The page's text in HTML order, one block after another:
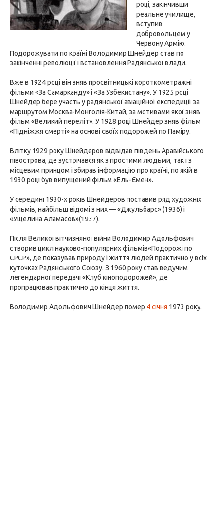
році, закінчивши
реальне училище,
вступив
добровольцем у
Червону Армію.
Подорожувати по країні Володимир Шнейдер став по
закінченні революції і встановлення Радянської влади.
Вже в 1924 році він зняв просвітницькі короткометражні
фільми «За Самарканду» і «За Узбекистану». У 1925 році
Шнейдер бере участь у радянської авіаційної експедиції за
маршрутом Москва-Монголія-Китай, за мотивами якої зняв
фільм «Великий переліт». У 1928 році Шнейдер зняв фільм
«Підніжжя смерті» на основі своїх подорожей по Паміру.
Влітку 1929 року Шнейдеров відвідав південь Аравійського
півострова, де зустрічався як з простими людьми, так і з
місцевим принцом і збирав інформацію про країні, по якій в
1930 році був випущений фільм «Ель-Ємен».
У середині 1930-х років Шнейдеров поставив ряд художніх
фільмів, найбільш відомі з них — «Джульбарс» (1936) і
«Ущелина Аламасов»(1937).
Після Великої вітчизняної війни Володимир Адольфович
створив цикл науково-популярних фільмів«Подорожі по
СРСР», де показував природу і життя людей практично у всіх
куточках Радянського Союзу. З 1960 року став ведучим
легендарної передачі «Клуб кіноподорожей», де
пропрацював практично до кінця життя.
Володимир Адольфович Шнейдер помер 4 січня 1973 року.